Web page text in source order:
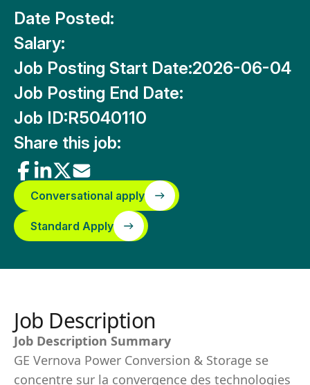
Date Posted:
Salary:
Job Posting Start Date:2026-06-04
Job Posting End Date:
Job ID:R5040110
Share this job:
Conversational apply
Standard Apply
Job Description
Job Description Summary
GE Vernova Power Conversion & Storage se
concentre sur la convergence des technologies